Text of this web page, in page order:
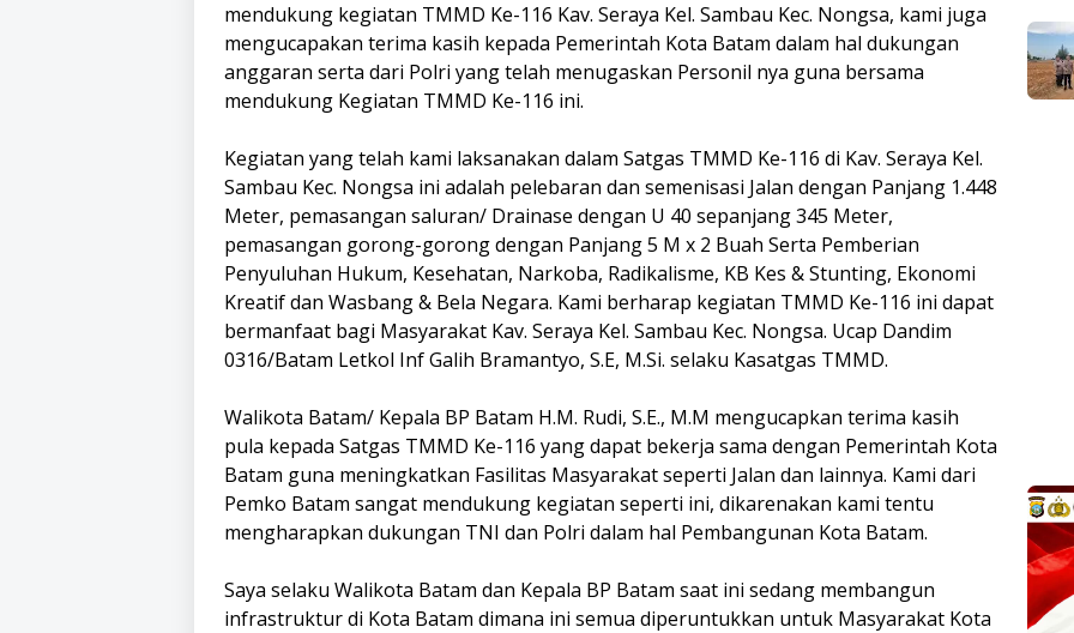
mendukung kegiatan TMMD Ke-116 Kav. Seraya Kel. Sambau Kec. Nongsa, kami juga
mengucapakan terima kasih kepada Pemerintah Kota Batam dalam hal dukungan
anggaran serta dari Polri yang telah menugaskan Personil nya guna bersama
mendukung Kegiatan TMMD Ke-116 ini.
Kegiatan yang telah kami laksanakan dalam Satgas TMMD Ke-116 di Kav. Seraya Kel.
Sambau Kec. Nongsa ini adalah pelebaran dan semenisasi Jalan dengan Panjang 1.448
Meter, pemasangan saluran/ Drainase dengan U 40 sepanjang 345 Meter,
pemasangan gorong-gorong dengan Panjang 5 M x 2 Buah Serta Pemberian
Penyuluhan Hukum, Kesehatan, Narkoba, Radikalisme, KB Kes & Stunting, Ekonomi
Kreatif dan Wasbang & Bela Negara. Kami berharap kegiatan TMMD Ke-116 ini dapat
bermanfaat bagi Masyarakat Kav. Seraya Kel. Sambau Kec. Nongsa. Ucap Dandim
0316/Batam Letkol Inf Galih Bramantyo, S.E, M.Si. selaku Kasatgas TMMD.
Walikota Batam/ Kepala BP Batam H.M. Rudi, S.E., M.M mengucapkan terima kasih
pula kepada Satgas TMMD Ke-116 yang dapat bekerja sama dengan Pemerintah Kota
Batam guna meningkatkan Fasilitas Masyarakat seperti Jalan dan lainnya. Kami dari
Pemko Batam sangat mendukung kegiatan seperti ini, dikarenakan kami tentu
mengharapkan dukungan TNI dan Polri dalam hal Pembangunan Kota Batam.
Saya selaku Walikota Batam dan Kepala BP Batam saat ini sedang membangun
infrastruktur di Kota Batam dimana ini semua diperuntukkan untuk Masyarakat Kota